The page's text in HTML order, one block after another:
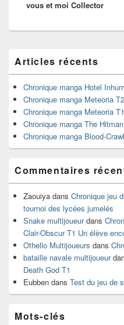
vous et moi Collector
principale
de
widget
pour
barre
latérale
Articles récents
Chronique manga Hotel
Chronique manga Meteoria T2
Chronique manga Meteoria T1
Chronique manga The
Chronique manga Blood-
Commentaires
Zaouiya dans Chronique jeu
tournoi des lycées jumelés
Snake multijoueurdans
Clair-Obscur T1 Un élève
Othello Multijoueurs dans
bataille navale multijoueur
Death God T1
Eubben dans Test du jeu de
Mots-clés